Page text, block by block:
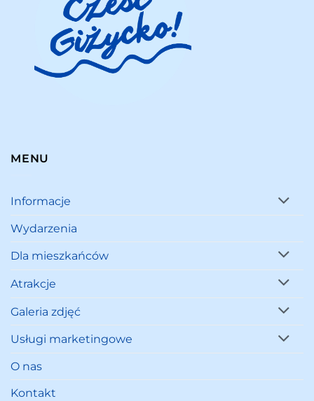
MENU
Informacje
Wydarzenia
Dla mieszkańców
Atrakcje
Galeria zdjęć
Usługi marketingowe
O nas
Kontakt